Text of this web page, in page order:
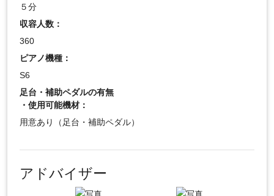
５分
収容人数：
360
ピアノ機種：
S6
足台・補助ペダルの有無
・使用可能機材：
用意あり（足台・補助ペダル）
アドバイザー